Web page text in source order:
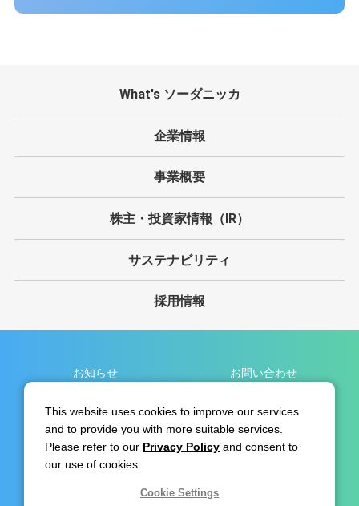
What's ソーダニッカ
企業情報
事業概要
株主・投資家情報（IR）
サステナビリティ
採用情報
お知らせ お問い合わせ
免責事項 サイトマップ
リンク集
This website uses cookies to improve our services
and to provide you with more suitable services.
Please refer to our Privacy Policy and consent to
our use of cookies.
Cookie Settings